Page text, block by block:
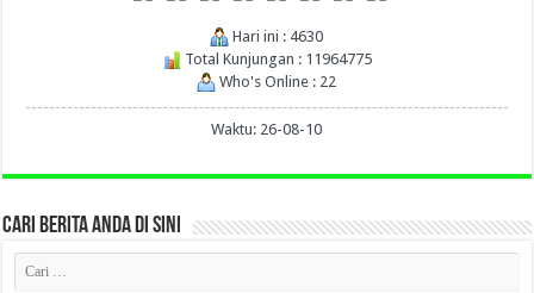
Hari ini : 4630
Total Kunjungan : 11964775
Who's Online : 22
Waktu: 26-08-10
CARI BERITA ANDA DI SINI